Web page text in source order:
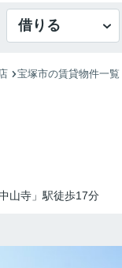
借りる
宝塚市の賃貸物件一覧
山寺」駅徒歩17分